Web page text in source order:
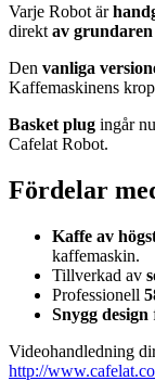
Varje Robot är
direkt av
Den vanliga
Kaffemaskinens
Basket plug ingår
Cafelat Robot.
Fördelar
Kaffe av
kaffemaskin.
Tillverkad av
Professionell
Snygg design
Videohandledning
http://